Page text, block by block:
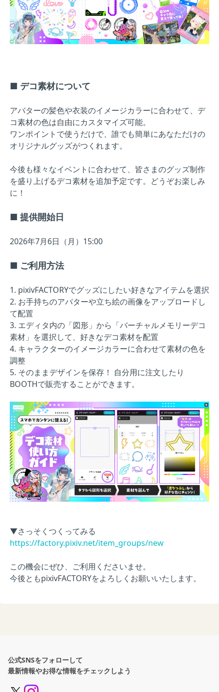
■ デコ素材について
アバターの髪色や衣装のイメージカラーに合わせて、デ
コ素材の色は自由にカスタマイズ可能。
ワンポイントで使うだけで、誰でも簡単にあなただけの
オリジナルグッズがつくれます。
今後も様々なイベントに合わせて、皆さまのグッズ制作
を盛り上げるデコ素材を追加予定です。どうぞお楽しみ
に！
■ 提供開始日
2026年7月6日（月）15:00
■ ご利用方法
1. pixivFACTORYでグッズにしたい好きなアイテムを選択
2. お手持ちのアバターや立ち絵の画像をアップロードし
て配置
3. エディタ内の「図形」から「バーチャルメモリーデコ
素材」を選択して、好きなデコ素材を配置
4. キャラクターのイメージカラーに合わせて素材の色を
調整
5. そのままデザインを保存！ 自分用に注文したり
BOOTHで販売することができます。
▼さっそくつくってみる
https://factory.pixiv.net/item_groups/new
この機会にぜひ、ご利用くださいませ。
今後ともpixivFACTORYをよろしくお願いいたします。
公式SNSをフォローして
最新情報やお得な情報をチェックしよう